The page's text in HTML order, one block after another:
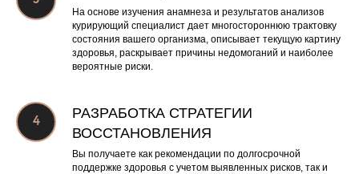
На основе изучения анамнеза и результатов анализов
курирующий специалист дает многостороннюю трактовку
состояния вашего организма, описывает текущую картину
здоровья, раскрывает причины недомоганий и наиболее
вероятные риски.
РАЗРАБОТКА СТРАТЕГИИ
ВОССТАНОВЛЕНИЯ
Вы получаете как рекомендации по долгосрочной
поддержке здоровья с учетом выявленных рисков, так и